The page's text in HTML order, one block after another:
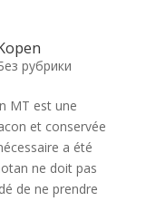
рубрики
MT est une
et conservée
a été
ne doit pas
de ne prendre